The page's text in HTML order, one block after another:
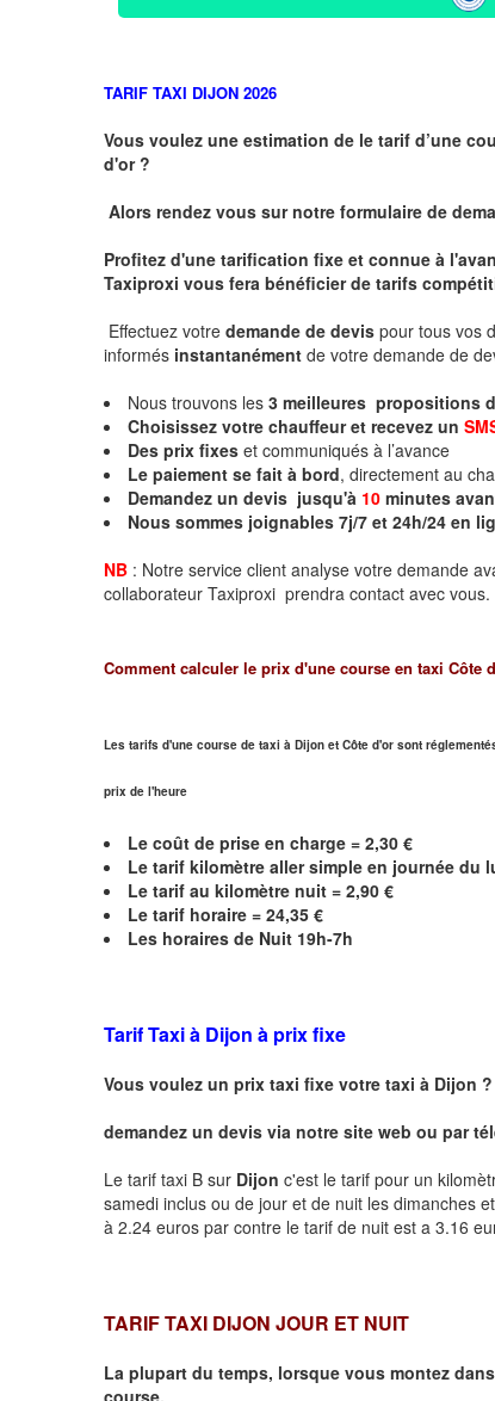
TARIF TAXI DIJON 2026
Vous voulez une estimation de le tarif d’une
d'or ?
Alors rendez vous sur notre formulaire de
Profitez d'une tarification fixe et connue à
Taxiproxi vous fera bénéficier de tarifs
Effectuez votre demande de devis pour tous vos
informés instantanément de votre demande de
Nous trouvons les 3 meilleures propositions
Choisissez votre chauffeur et recevez un
Des prix fixes et communiqués à l’avance
Le paiement se fait à bord, directement au
Demandez un devis jusqu'à 10 minutes
Nous sommes joignables 7j/7 et 24h/24 en
NB : Notre service client analyse votre demande
collaborateur Taxiproxi prendra contact avec vous.
Comment calculer le prix d'une course en taxi Côte
Les tarifs d'une course de taxi à Dijon et Côte d'or sont
prix de l'heure
Le coût de prise en charge = 2,30 €
Le tarif kilomètre aller simple en journée du
Le tarif au kilomètre nuit = 2,90 €
Le tarif horaire = 24,35 €
Les horaires de Nuit 19h-7h
Tarif Taxi à Dijon à prix fixe
Vous voulez un prix taxi fixe votre taxi à Dijon ?
demandez un devis via notre site web ou par
Le tarif taxi B sur Dijon c'est le tarif pour un
samedi inclus ou de jour et de nuit les dimanches
à 2.24 euros par contre le tarif de nuit est a 3.16
TARIF TAXI DIJON JOUR ET NUIT
La plupart du temps, lorsque vous montez
course.